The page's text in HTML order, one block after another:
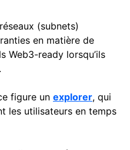
(subnets)
en matière de
Web3-ready lorsqu’ils
figure un explorer, qui
les utilisateurs en temps